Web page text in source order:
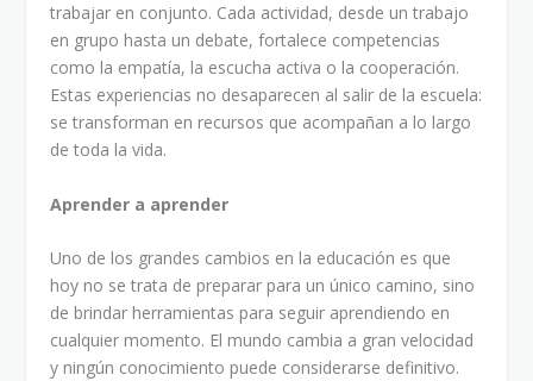
trabajar en conjunto. Cada actividad, desde un trabajo
en grupo hasta un debate, fortalece competencias
como la empatía, la escucha activa o la cooperación.
Estas experiencias no desaparecen al salir de la escuela:
se transforman en recursos que acompañan a lo largo
de toda la vida.
Aprender a aprender
Uno de los grandes cambios en la educación es que
hoy no se trata de preparar para un único camino, sino
de brindar herramientas para seguir aprendiendo en
cualquier momento. El mundo cambia a gran velocidad
y ningún conocimiento puede considerarse definitivo.